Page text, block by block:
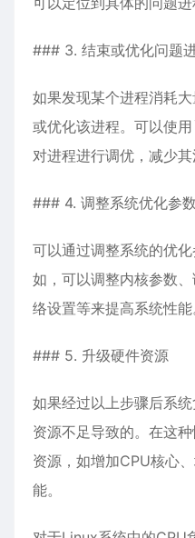
### 3. 结束或优化问题
如果发现某个进程消耗
或优化该进程。可以使
对进程进行调优，减少其
### 4. 调整系统优化参数
可以通过调整系统的优
如，可以调整内核参数
络设置等来提高系统性能
### 5. 升级硬件资源
如果经过以上步骤后系
资源不足导致的。在这
资源，如增加CPU核心
能。